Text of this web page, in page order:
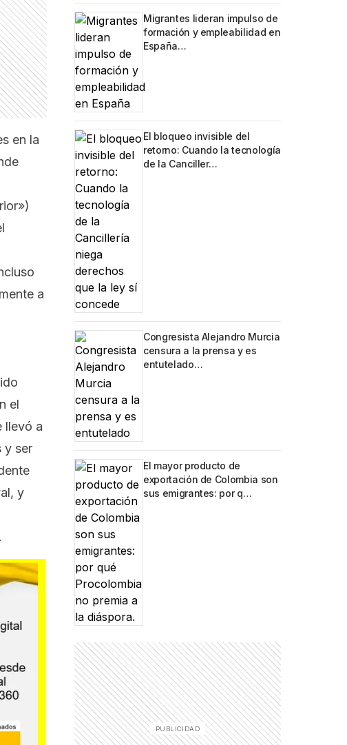
en la
)
a
el
llevó a
y ser
y
Migrantes lideran impulso de
formación y empleabilidad en
España…
El bloqueo invisible del
retorno: Cuando la tecnología
de la Canciller…
Congresista Alejandro Murcia
censura a la prensa y es
entutelado…
El mayor producto de
exportación de Colombia son
sus emigrantes: por q…